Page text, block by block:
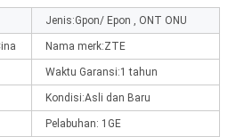
Jenis:Gpon/ Epon , ONT ONU
Nama merk:ZTE
Waktu Garansi:1 tahun
Kondisi:Asli dan Baru
Pelabuhan: 1 GE